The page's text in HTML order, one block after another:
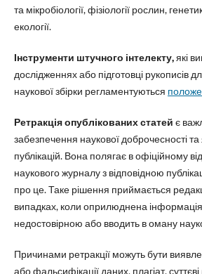
та мікробіології, фізіології рослин,
екології.
Інструменти штучного інтелекту,які
дослідженнях або підготовці рукописів
наукової збірки регламентуються
Ретракція опублікованих статей є
забезпечення наукової доброчесності та
публікацій. Вона полягає в офіційному
наукового журналу з відповідною
про це. Таке рішення приймається
випадках, коли оприлюднена
недостовірною або вводить в оману
Причинами ретракції можуть бути
або фальсифікації даних, плагіат,